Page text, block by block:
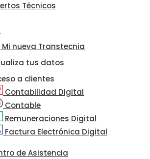
Técnicos
Mi nueva Transtecnia
tus datos
a clientes
Contabilidad Digital
Contable
Remuneraciones Digital
Factura Electrónica Digital
de Asistencia